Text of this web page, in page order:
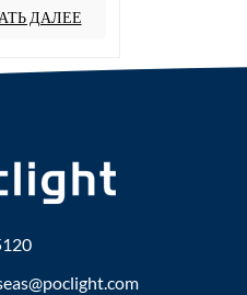
тироксин
ДАЛЕЕ